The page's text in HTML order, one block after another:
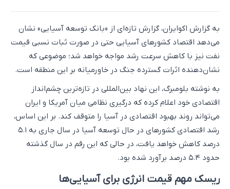
به گزارش اکوایران، گزارش تازه‌ای از «بانک توسعه آسیایی» نشان
می‌دهد اقتصاد کشورهای آسیایی حتی در صورت ثبات نسبی قیمت
نفت نیز با کاهش سرعت رشد مواجه خواهد شد؛ موضوعی که
نشان‌دهنده اثرات گسترده جنگ در خاورمیانه بر این منطقه است.
به نوشته بلومبرگ، این نهاد بین‌المللی در تازه‌ترین چشم‌انداز
اقتصادی خود اعلام کرده که درگیری نظامی میان آمریکا و ایران
می‌تواند روند بهبود اقتصادی در آسیا را متوقف کند. بر این اساس،
رشد اقتصادی کشورهای در حال توسعه آسیا در سال جاری به ۵.۱
درصد کاهش خواهد یافت، در حالی که این رقم در سال گذشته
حدود ۵.۴ درصد برآورد شده بود.
ریسک مهم قیمت انرژی برای آسیایی‌ها